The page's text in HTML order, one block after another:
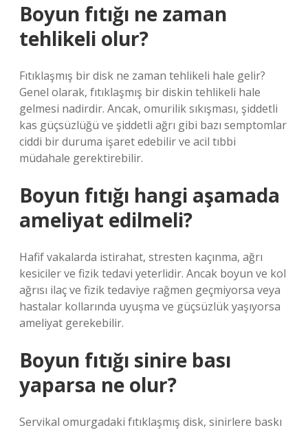
Boyun fıtığı ne zaman
tehlikeli olur?
Fıtıklaşmış bir disk ne zaman tehlikeli hale gelir?
Genel olarak, fıtıklaşmış bir diskin tehlikeli hale
gelmesi nadirdir. Ancak, omurilik sıkışması, şiddetli
kas güçsüzlüğü ve şiddetli ağrı gibi bazı semptomlar
ciddi bir duruma işaret edebilir ve acil tıbbi
müdahale gerektirebilir.
Boyun fıtığı hangi aşamada
ameliyat edilmeli?
Hafif vakalarda istirahat, stresten kaçınma, ağrı
kesiciler ve fizik tedavi yeterlidir. Ancak boyun ve kol
ağrısı ilaç ve fizik tedaviye rağmen geçmiyorsa veya
hastalar kollarında uyuşma ve güçsüzlük yaşıyorsa
ameliyat gerekebilir.
Boyun fıtığı sinire bası
yaparsa ne olur?
Servikal omurgadaki fıtıklaşmış disk, sinirlere baskı